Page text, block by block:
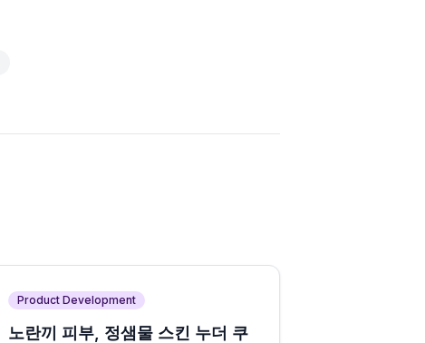
Product Development
노란끼 피부, 정샘물 스킨 누더 쿠